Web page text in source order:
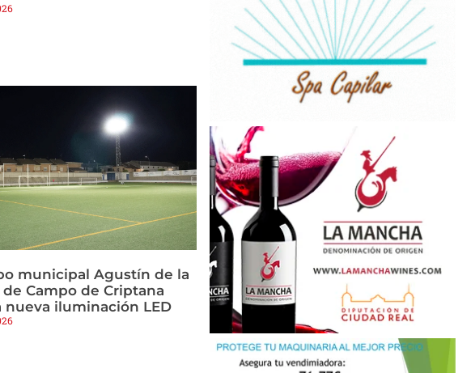
municipal Agustín de la
Campo de Criptana
nueva iluminación LED